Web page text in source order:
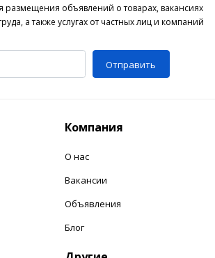
размещения объявлений о товарах, вакансиях
а также услугах от частных лиц и компаний
Отправить
Компания
О нас
Вакансии
Объявления
Блог